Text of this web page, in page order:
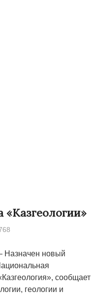
«Казгеологии»
новый
сообщает
геологии и